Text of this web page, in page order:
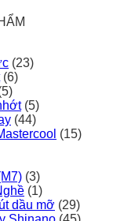
(23)
(6)
(5)
(44)
(15)
(3)
(1)
dầu mỡ (29)